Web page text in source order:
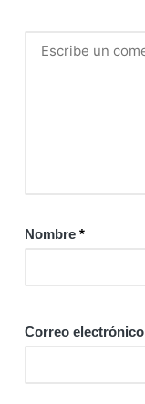
Nombre *
Correo electrónico